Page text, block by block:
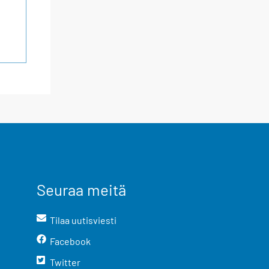
Seuraa meitä
Tilaa uutisviesti
Facebook
Twitter